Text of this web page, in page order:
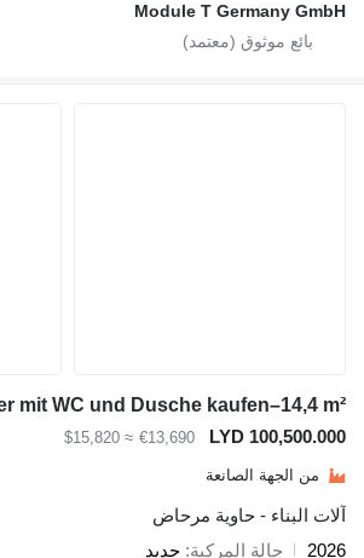
Module T
LYD
€13,690
≈ $15,820
الصانعة
- حاوية مرحاض
المركبة
جديد